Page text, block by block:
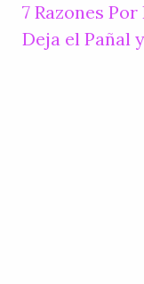
7 Razones
Deja el Pañal